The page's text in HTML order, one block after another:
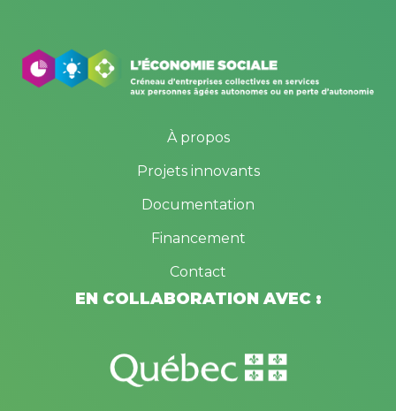
À propos
Projets innovants
Documentation
Financement
Contact
EN COLLABORATION AVEC :